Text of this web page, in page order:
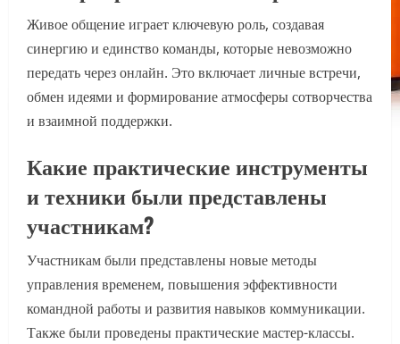
Живое общение играет ключевую роль, создавая
синергию и единство команды, которые невозможно
передать через онлайн. Это включает личные встречи,
обмен идеями и формирование атмосферы сотворчества
и взаимной поддержки.
Какие практические инструменты
и техники были представлены
участникам?
Участникам были представлены новые методы
управления временем, повышения эффективности
командной работы и развития навыков коммуникации.
Также были проведены практические мастер-классы.